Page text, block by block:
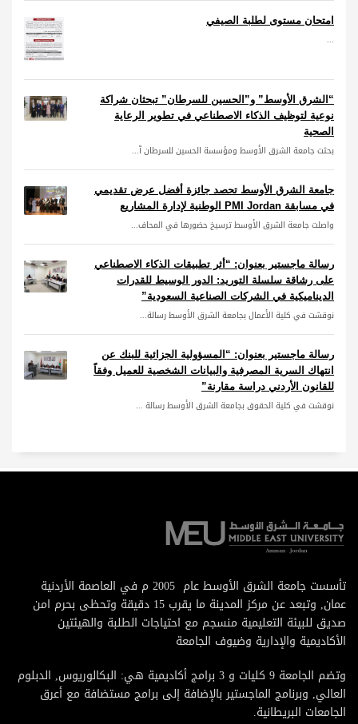
امتحان مستوى لطلبة الصيفي
...
“الشرق الأوسط” و”الحسين للسرطان” تبحثان شراكة
نوعية لتوظيف الذكاء الاصطناعي في تطوير الرعاية
الصحية
بحثت جامعة الشرق الأوسط ومؤسسة الحسين للسرطان آ...
جامعة الشرق الأوسط تحصد جائزة أفضل عرض تقديمي
في مسابقة PMI Jordan الوطنية لإدارة المشاريع
واصلت جامعة الشرق الأوسط ترسيخ حضورها في المحاف...
رسالة ماجستير بعنوان: “أثر تطبيقات الذكاء الاصطناعي
على رشاقة سلسلة التوريد: الدور الوسيط للقدرات
الديناميكية في الشركات الصناعية السعودية”
نوقشت في كلية الأعمال بجامعة الشرق الأوسط رسالة...
رسالة ماجستير بعنوان: “المسؤولية الجزائية للبنك عن
انتهاك السرية المصرفية والبيانات الشخصية للعميل وفقاً
للقانون الأردني دراسة مقارنة”
نوقشت في كلية الحقوق بجامعة الشرق الأوسط رسالة ...
تأسست جامعة الشرق الأوسط عام 2005 م في العاصمة الأردنية
عمان, وتبعد عن مركز المدينة ما يقرب 15 دقيقة وتحظى بحرم امن
صديق للبيئة التعليمية منسجم مع احتياجات الطلبة والهيئتين
الأكاديمية والإدارية وضيوف الجامعة
وتضم الجامعة 9 كليات و 3 برامج أكاديمية هي: البكالوريوس, الدبلوم
العالي, وبرنامج الماجستير بالإضافة إلى برامج مستضافة مع أعرق
الجامعات البريطانية.